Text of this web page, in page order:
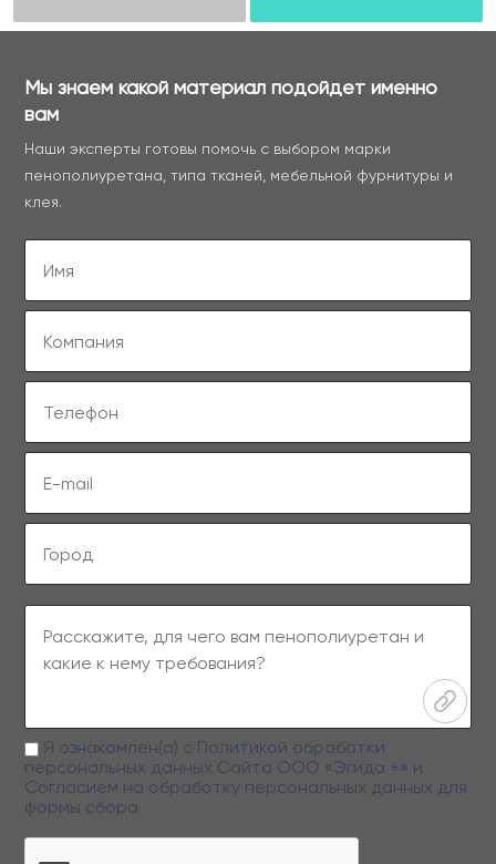
Мы знаем какой материал подойдет именно
вам
Наши эксперты готовы помочь с выбором марки
пенополиуретана, типа тканей, мебельной фурнитуры и
клея.
Я ознакомлен(а) с Политикой обработки
персональных данных Сайта ООО «Эгида +» и
Согласием на обработку персональных данных для
формы сбора